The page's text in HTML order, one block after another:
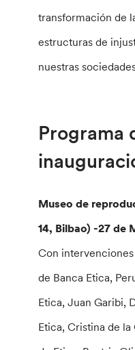
transformación de
estructuras de
nuestras
Programa
Museo de
14, Bilbao) -27 de
Con
de Banca Etica,
Etica, Juan Garibi,
Etica, Cristina de